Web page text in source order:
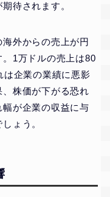
待されます。
外からの売上が円
1万ドルの売上は80
は企業の業績に悪影
株価が下がる恐れ
が企業の収益に与
ょう。